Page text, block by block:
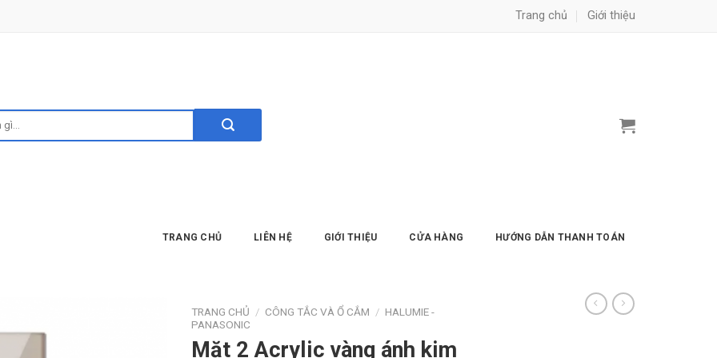
Trang chủ Giới thiệu
TRANG CHỦ LIÊN HỆ GIỚI THIỆU CỬA HÀNG HƯỚNG DẪN THANH TOÁN
TRANG CHỦ / CÔNG TẮC VÀ Ổ CẮM / HALUMIE -
PANASONIC
Mặt 2 Acrylic vàng ánh kim